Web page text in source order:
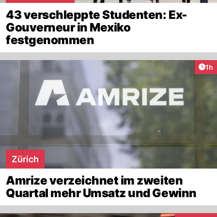
43 verschleppte Studenten: Ex-
Gouverneur in Mexiko
festgenommen
1h
Zürich
Amrize verzeichnet im zweiten
Quartal mehr Umsatz und Gewinn